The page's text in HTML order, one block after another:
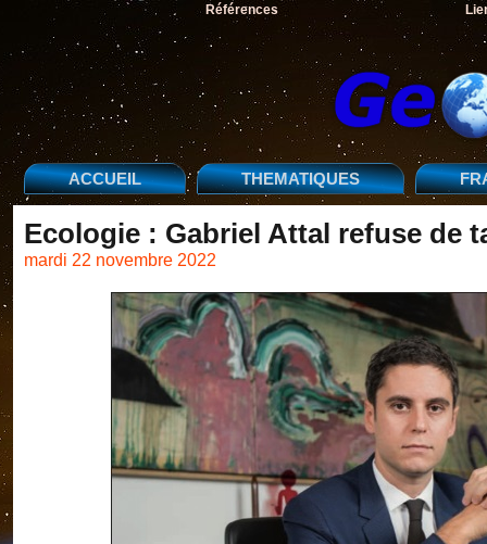
Références
ACCUEIL THEMATIQUES
Ecologie : Gabriel Attal refuse de
mardi 22 novembre 2022